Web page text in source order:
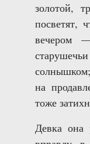
золотой,
посветят,
вечером
на
тоже
Девка она